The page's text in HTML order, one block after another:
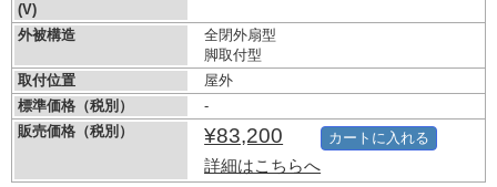
(V)
外被構造
全閉外扇型
脚取付型
取付位置
屋外
標準価格（税別）
-
販売価格（税別）
¥83,200
詳細はこちらへ
カートに入れる